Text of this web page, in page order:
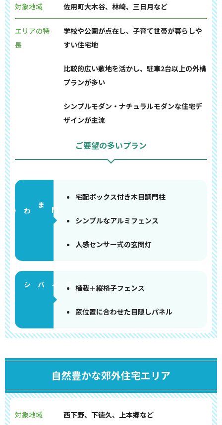
対象地域 佐用町大木谷、林崎、三日月など
エリアの特
長
学校や公園が点在し、子育て世帯が暮らしや
すい住宅地
比較的広い敷地を活かし、駐車2台以上の外構
プランが多い
シンプルモダン・ナチュラルモダンな住宅デ
ザインが主流
ご要望の多いプラン
門まわり
宅配ボックス付き木目調門柱
シンプルなアルミフェンス
人感センサー式の玄関灯
植栽＋縦格子フェンス
窓位置に合わせた目隠しパネル
自然豊かな郊外住宅エリア
対象地域 西下野、下徳久、上本郷など